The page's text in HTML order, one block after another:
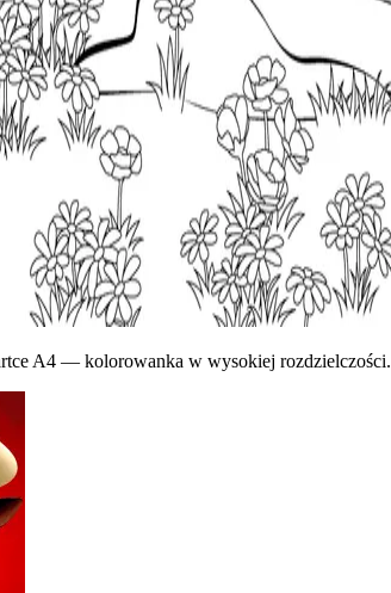
A4 — kolorowanka w wysokiej rozdzielczości.